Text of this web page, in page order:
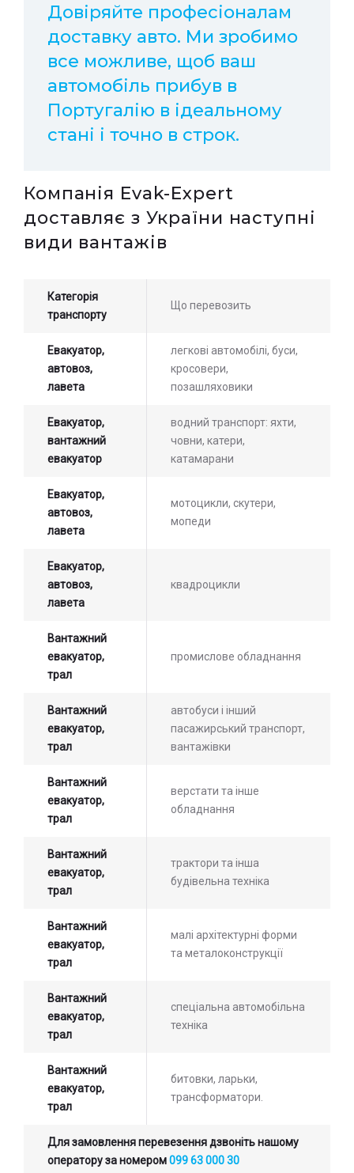
Довіряйте професіоналам
доставку авто. Ми зробимо
все можливе, щоб ваш
автомобіль прибув в
Португалію в ідеальному
стані і точно в строк.
Компанія Evak-Expert
доставляє з України наступні
види вантажів
Категорія
транспорту
Що перевозить
Евакуатор,
автовоз,
лавета
легкові автомобілі, буси,
кросовери,
позашляховики
Евакуатор,
вантажний
евакуатор
водний транспорт: яхти,
човни, катери,
катамарани
Евакуатор,
автовоз,
лавета
мотоцикли, скутери,
мопеди
Евакуатор,
автовоз,
лавета
квадроцикли
Вантажний
евакуатор,
трал
промислове обладнання
Вантажний
евакуатор,
трал
автобуси і інший
пасажирський транспорт,
вантажівки
Вантажний
евакуатор,
трал
верстати та інше
обладнання
Вантажний
евакуатор,
трал
трактори та інша
будівельна техніка
Вантажний
евакуатор,
трал
малі архітектурні форми
та металоконструкції
Вантажний
евакуатор,
трал
спеціальна автомобільна
техніка
Вантажний
евакуатор,
трал
битовки, ларьки,
трансформатори.
Для замовлення перевезення дзвоніть нашому
оператору за номером099 63 000 30